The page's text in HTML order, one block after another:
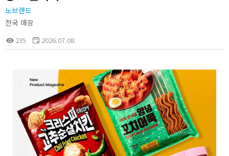
노브랜드
전국 매장
235 2026.07.08